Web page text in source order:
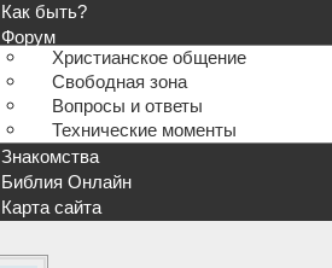
Как быть?
Форум
Христианское общение
Свободная зона
Вопросы и ответы
Технические моменты
Знакомства
Библия Онлайн
Карта сайта